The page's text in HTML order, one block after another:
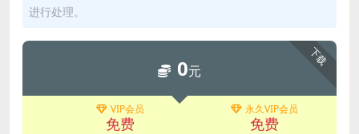
进行处理。
下载
0元
VIP会员
免费
永久VIP会员
免费